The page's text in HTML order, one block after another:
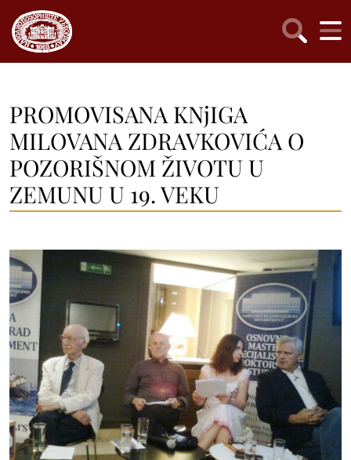
PROMOVISANA KNjIGA
MILOVANA ZDRAVKOVIĆA O
POZORIŠNOM ŽIVOTU U
ZEMUNU U 19. VEKU